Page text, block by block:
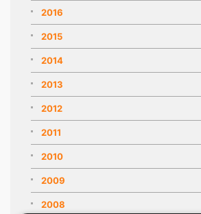
2016
2015
2014
2013
2012
2011
2010
2009
2008